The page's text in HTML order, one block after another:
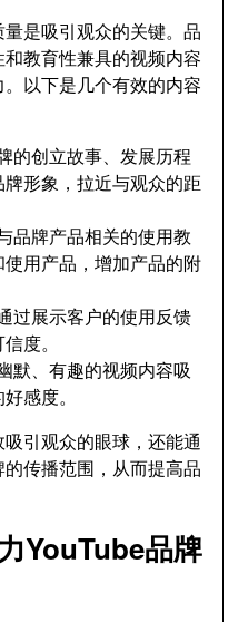
是吸引观众的关键。品
教育性兼具的视频内容
以下是几个有效的内容
的创立故事、发展历程
形象，拉近与观众的距
品牌产品相关的使用教
用产品，增加产品的附
过展示客户的使用反馈
度。
默、有趣的视频内容吸
感度。
引观众的眼球，还能通
传播范围，从而提高品
YouTube品牌